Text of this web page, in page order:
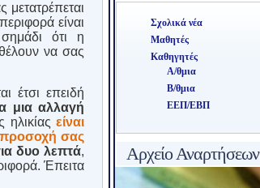
μετατρέπεται
είναι
ότι η
να σας
έτσι επειδή
μια αλλαγή
ηλικίαςείναι
προσοχή σας
δυο λεπτά,
Έπειτα
Σχολικά νέα
Μαθητές
Καθηγητές
Α/θμια
Β/θμια
ΕΕΠ/ΕΒΠ
Αρχείο Αναρτήσεων